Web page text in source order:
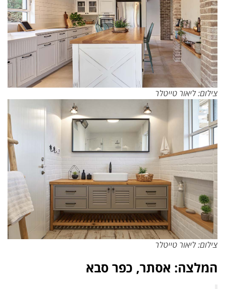
צילום: ליאור טייטלר
צילום: ליאור טייטלר
המלצה: אסתר, כפר סבא